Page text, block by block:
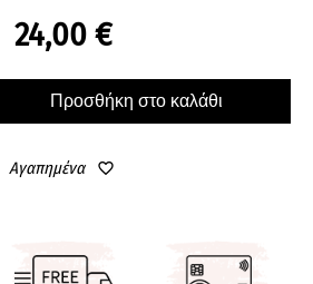
24,00 €
Προσθήκη στο καλάθι
Αγαπημένα favorite_border